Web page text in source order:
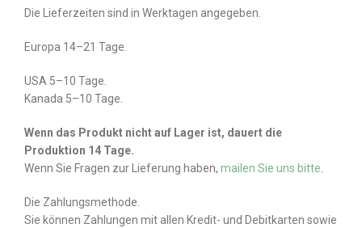
Die Lieferzeiten sind in Werktagen angegeben.
Europa 14–21 Tage.
USA 5–10 Tage.
Kanada 5–10 Tage.
Wenn das Produkt nicht auf Lager ist, dauert die
Produktion 14 Tage.
Wenn Sie Fragen zur Lieferung haben, mailen Sie uns bitte
Die Zahlungsmethode.
Sie können Zahlungen mit allen Kredit- und Debitkarten sowie